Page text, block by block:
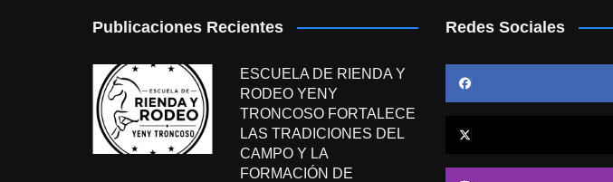
Publicaciones Recientes
ESCUELA DE RIENDA Y
RODEO YENY
TRONCOSO FORTALECE
LAS TRADICIONES DEL
CAMPO Y LA
FORMACIÓN DE
Redes Sociales